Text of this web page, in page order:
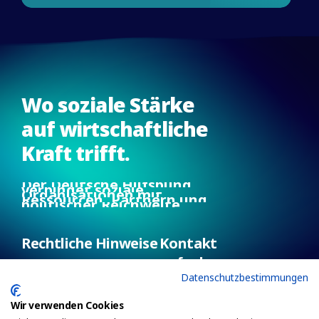
WosozialeStärke
aufwirtschaftliche
Krafttrifft.
DerDeutsche Hilfsbund
verbindetsoziale
Organisationenmit
Ressourcen,Partnern und
politischerReichweite.
Rechtliche Hinweise
Nutzungsbedingungen
Kontakt
aufnehmen
+49 30 233264846
Datenschutzbestimmungen
Wir verwenden Cookies